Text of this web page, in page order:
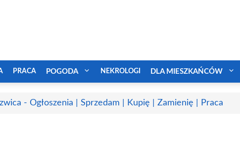
PRACA POGODA NEKROLOGI DLA MIESZKAŃCÓW
- Ogłoszenia | Sprzedam | Kupię | Zamienię | Praca